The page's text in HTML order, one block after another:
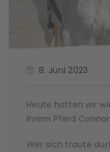
8. Juni 2023
Heute hatten wir
ihrem Pferd
Wer sich traute